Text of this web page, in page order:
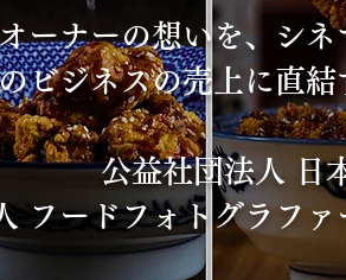
ーナーの想いを、シ
ビジネスの売上に直
公益社団法人 日
フードフォトグラフ